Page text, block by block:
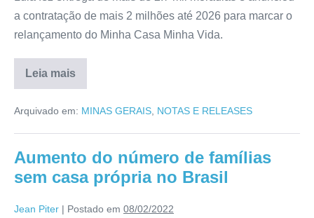
a contratação de mais 2 milhões até 2026 para marcar o
relançamento do Minha Casa Minha Vida.
Leia mais
Arquivado em: MINAS GERAIS NOTAS E RELEASES
Aumento do número de famílias
sem casa própria no Brasil
Jean Piter | Postado em 08/02/2022